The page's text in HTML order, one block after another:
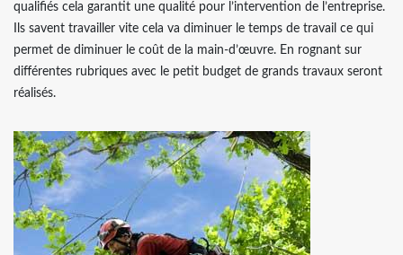
qualifiés cela garantit une qualité pour l’intervention de l’entreprise.
Ils savent travailler vite cela va diminuer le temps de travail ce qui
permet de diminuer le coût de la main-d’œuvre. En rognant sur
différentes rubriques avec le petit budget de grands travaux seront
réalisés.